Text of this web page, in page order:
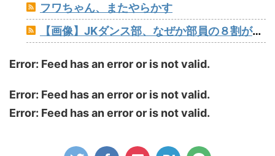
フワちゃん、またやらかす
【画像】JKダンス部、なぜか部員の８割がﾃﾞｶﾊﾟｲwww
Error: Feed has an error or is not valid.
Error: Feed has an error or is not valid.
Error: Feed has an error or is not valid.